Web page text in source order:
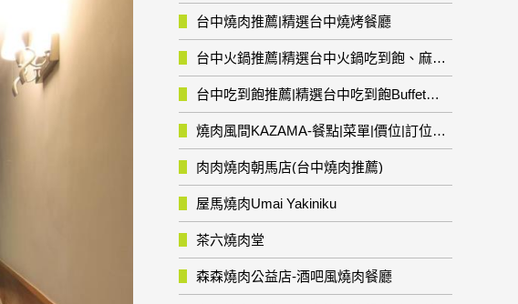
台中燒肉推薦|精選台中燒烤餐廳
台中火鍋推薦|精選台中火鍋吃到飽、麻辣鍋、鴛鴦鍋、石頭火鍋、酸菜白肉鍋、海鮮鍋、燒酒雞、麻油雞、壽喜燒等熱門人氣火鍋店!
台中吃到飽推薦|精選台中吃到飽Buffet自助餐廳
燒肉風間KAZAMA-餐點|菜單|價位|訂位資訊
肉肉燒肉朝馬店(台中燒肉推薦)
屋馬燒肉Umai Yakiniku
茶六燒肉堂
森森燒肉公益店-酒吧風燒肉餐廳